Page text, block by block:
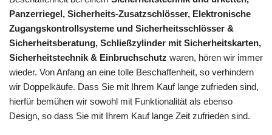
Panzerriegel, Sicherheits-Zusatzschlösser, Elektronische
Zugangskontrollsysteme und Sicherheitsschlösser &
Sicherheitsberatung, Schließzylinder mit Sicherheitskarten,
Sicherheitstechnik & Einbruchschutz waren, hören wir immer
wieder. Von Anfang an eine tolle Beschaffenheit, so verhindern
wir Doppelkäufe. Dass Sie mit Ihrem Kauf lange zufrieden sind,
hierfür bemühen wir sowohl mit Funktionalität als ebenso
Design, so dass Sie mit Ihrem Kauf lange Zeit zufrieden sind.